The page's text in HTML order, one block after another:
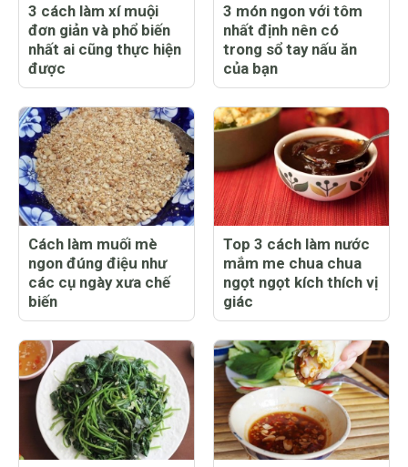
3 cách làm xí muội
đơn giản và phổ biến
nhất ai cũng thực hiện
được
3 món ngon với tôm
nhất định nên có
trong sổ tay nấu ăn
của bạn
Cách làm muối mè
ngon đúng điệu như
các cụ ngày xưa chế
biến
Top 3 cách làm nước
mắm me chua chua
ngọt ngọt kích thích vị
giác